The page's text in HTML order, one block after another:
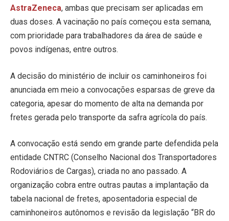
AstraZeneca, ambas que precisam ser aplicadas em
duas doses. A vacinação no país começou esta semana,
com prioridade para trabalhadores da área de saúde e
povos indígenas, entre outros.
A decisão do ministério de incluir os caminhoneiros foi
anunciada em meio a convocações esparsas de greve da
categoria, apesar do momento de alta na demanda por
fretes gerada pelo transporte da safra agrícola do país.
A convocação está sendo em grande parte defendida pela
entidade CNTRC (Conselho Nacional dos Transportadores
Rodoviários de Cargas), criada no ano passado. A
organização cobra entre outras pautas a implantação da
tabela nacional de fretes, aposentadoria especial de
caminhoneiros autônomos e revisão da legislação “BR do